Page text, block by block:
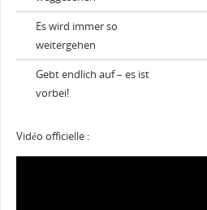
Es wird immer so
weitergehen
Gebt endlich auf – es ist
vorbei!
Vidéo officielle :